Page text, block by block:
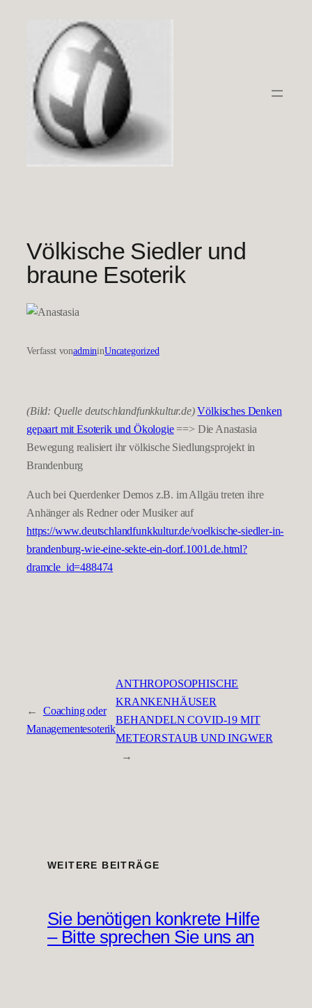
Völkische Siedler und
braune Esoterik
Verfasst vonadmininUncategorized
(Bild: Quelle deutschlandfunkkultur.de) Völkisches Denken
gepaart mit Esoterik und Ökologie==> Die Anastasia
Bewegung realisiert ihr völkische Siedlungsprojekt in
Brandenburg
Auch bei Querdenker Demos z.B. im Allgäu treten ihre
Anhänger als Redner oder Musiker auf
https://www.deutschlandfunkkultur.de/voelkische-siedler-in-
brandenburg-wie-eine-sekte-ein-dorf.1001.de.html?
dramcle_id=488474
← Coaching oder
Managementesoterik
ANTHROPOSOPHISCHE
KRANKENHÄUSER
BEHANDELN COVID-19 MIT
METEORSTAUB UND INGWER
→
WEITERE BEITRÄGE
Sie benötigen konkrete Hilfe
– Bitte sprechen Sie uns an